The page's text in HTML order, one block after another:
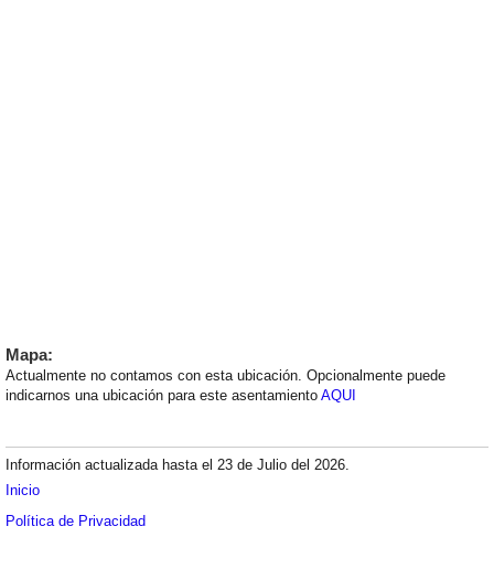
Mapa:
Actualmente no contamos con esta ubicación. Opcionalmente puede
indicarnos una ubicación para este asentamiento AQUI
Información actualizada hasta el 23 de Julio del 2026.
Inicio
Política de Privacidad